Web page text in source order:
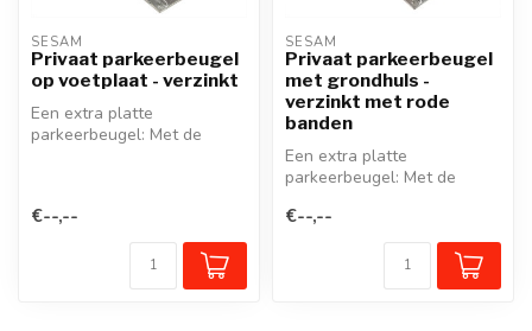
SESAM
Privaat parkeerbeugel
op voetplaat - verzinkt
Een extra platte
parkeerbeugel: Met de
€--,--
SESAM
Privaat parkeerbeugel
met grondhuls -
verzinkt met rode
banden
Een extra platte
parkeerbeugel: Met de
klappaal/parkeerbeug...
€--,--